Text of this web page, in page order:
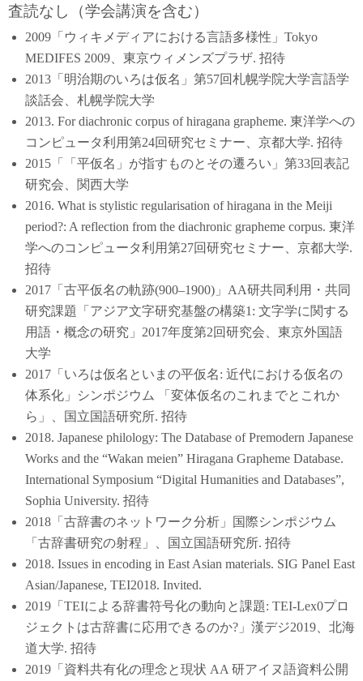
査読なし（学会講演を含む）
2009「ウィキメディアにおける言語多様性」Tokyo
MEDIFES 2009、東京ウィメンズプラザ. 招待
2013「明治期のいろは仮名」第57回札幌学院大学言語学
談話会、札幌学院大学
2013. For diachronic corpus of hiragana grapheme. 東洋学への
コンピュータ利用第24回研究セミナー、京都大学. 招待
2015「「平仮名」が指すものとその遷ろい」第33回表記
研究会、関西大学
2016. What is stylistic regularisation of hiragana in the Meiji
period?: A reflection from the diachronic grapheme corpus. 東洋
学へのコンピュータ利用第27回研究セミナー、京都大学.
招待
2017「古平仮名の軌跡(900–1900)」AA研共同利用・共同
研究課題「アジア文字研究基盤の構築1: 文字学に関する
用語・概念の研究」2017年度第2回研究会、東京外国語
大学
2017「いろは仮名といまの平仮名: 近代における仮名の
体系化」シンポジウム 「変体仮名のこれまでとこれか
ら」、国立国語研究所. 招待
2018. Japanese philology: The Database of Premodern Japanese
Works and the “Wakan meien” Hiragana Grapheme Database.
International Symposium “Digital Humanities and Databases”,
Sophia University. 招待
2018「古辞書のネットワーク分析」国際シンポジウム
「古辞書研究の射程」、国立国語研究所. 招待
2018. Issues in encoding in East Asian materials. SIG Panel East
Asian/Japanese, TEI2018. Invited.
2019「TEIによる辞書符号化の動向と課題: TEI-Lex0プロ
ジェクトは古辞書に応用できるのか?」漢デジ2019、北海
道大学. 招待
2019「資料共有化の理念と現状 AA 研アイヌ語資料公開